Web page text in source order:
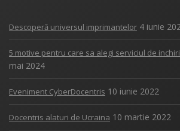
Descoperă universul imprimantelor 4 iunie
5 motive pentru care sa alegi serviciul de
mai 2024
Eveniment CyberDocentris 10 iunie 2022
Docentris alaturi de Ucraina 10 martie 2022